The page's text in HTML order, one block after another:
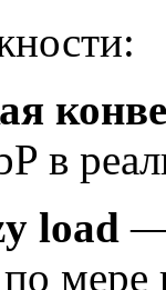
в
load —
мере